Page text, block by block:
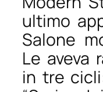
ultimo
Salone
Le aveva
in tre